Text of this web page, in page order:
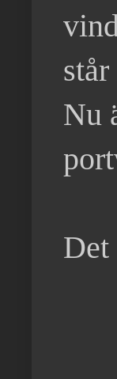
Nu
Det